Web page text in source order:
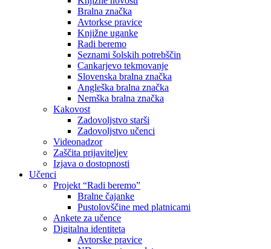
Bralna značka
Avtorkse pravice
Knjižne uganke
Radi beremo
Seznami šolskih potrebščin
Cankarjevo tekmovanje
Slovenska bralna značka
Angleška bralna značka
Nemška bralna značka
Kakovost
Zadovoljstvo starši
Zadovoljstvo učenci
Videonadzor
Zaščita prijaviteljev
Izjava o dostopnosti
Učenci
Projekt “Radi beremo”
Bralne čajanke
Pustolovščine med platnicami
Ankete za učence
Digitalna identiteta
Avtorske pravice